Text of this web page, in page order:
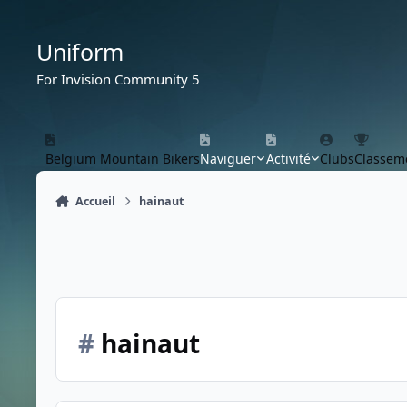
Uniform
For Invision Community 5
Belgium Mountain BikersNaviguer Activité Clubs
Accueil hainaut
#hainaut